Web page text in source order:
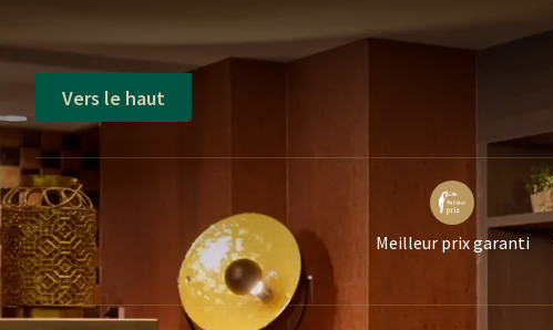
Vers le haut
Meilleur prix garanti